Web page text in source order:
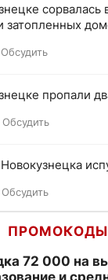
сорвалась
затопленных
Обсудить
пропали
Обсудить
Обсудить
ПРОМОКОДЫ
72 000 на
и